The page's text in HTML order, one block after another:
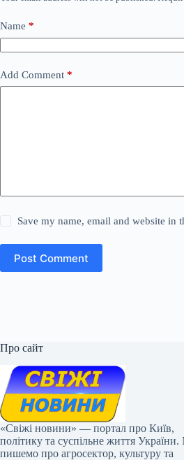
Name *
Add Comment *
Save my name, email and website in
Post Comment
Про сайт
«Свіжі новини» — портал про Київ,
політику та суспільне життя
пишемо про агросектор, культуру та